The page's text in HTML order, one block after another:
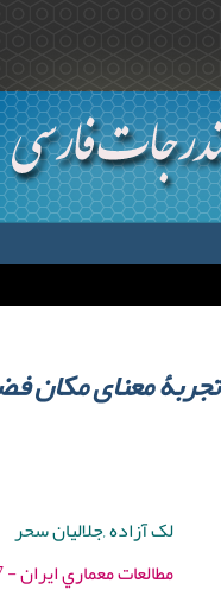
تجربۀ معنای مکان
لک آزاده ,جلالیان سحر
مطالعات معماري ايران - 1397 - دوره : 7 - شماره : 13 - صفحه:71 -87